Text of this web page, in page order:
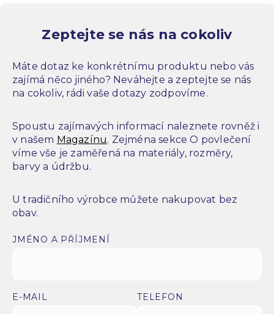
Zeptejte se nás na cokoliv
Máte dotaz ke konkrétnímu produktu nebo vás
zajímá něco jiného? Neváhejte a zeptejte se nás
na cokoliv, rádi vaše dotazy zodpovíme.
Spoustu zajímavých informací naleznete rovněž i
v našem Magazínu. Zejména sekce O povlečení
víme vše je zaměřená na materiály, rozměry,
barvy a údržbu.
U tradičního výrobce můžete nakupovat bez
obav.
JMÉNO A PŘÍJMENÍ
E-MAIL TELEFON